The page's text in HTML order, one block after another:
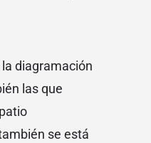
diagramación
las que
se está